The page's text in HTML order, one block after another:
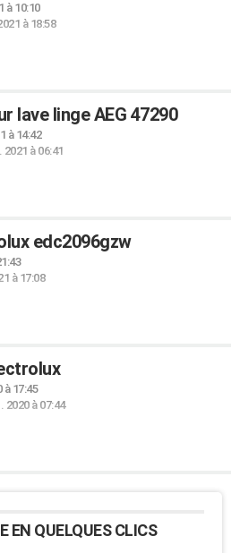
à 10:10
à 18:58
lave linge AEG 47290
à 14:42
à 06:41
edc2096gzw
à 17:08
à 17:45
2020 à 07:44
EN QUELQUES CLICS